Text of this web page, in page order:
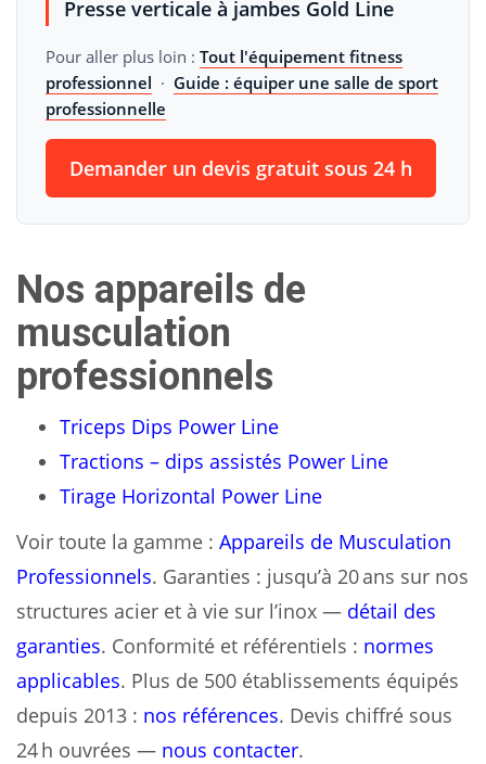
Presse verticale à jambes Gold Line
Pour aller plus loin : Tout l'équipement fitness
professionnel · Guide : équiper une salle de sport
professionnelle
Demander un devis gratuit sous 24 h
Nos appareils de
musculation
professionnels
Triceps Dips Power Line
Tractions – dips assistés Power Line
Tirage Horizontal Power Line
Voir toute la gamme : Appareils de Musculation
Professionnels. Garanties : jusqu’à 20 ans sur nos
structures acier et à vie sur l’inox — détail des
garanties. Conformité et référentiels : normes
applicables. Plus de 500 établissements équipés
depuis 2013 : nos références. Devis chiffré sous
24 h ouvrées — nous contacter.